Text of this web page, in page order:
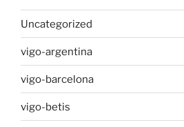
Uncategorized
vigo-argentina
vigo-barcelona
vigo-betis